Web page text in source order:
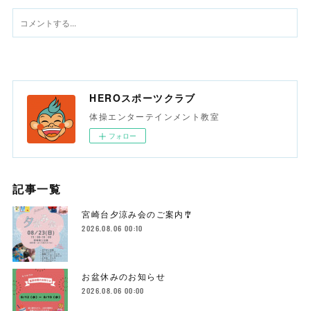
HEROスポーツクラブ
体操エンターテインメント教室
フォロー
記事一覧
宮崎台夕涼み会のご案内🎐
2026.08.06 00:10
お盆休みのお知らせ
2026.08.06 00:00